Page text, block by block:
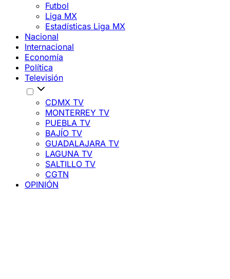
Futbol
Liga MX
Estadísticas Liga MX
Nacional
Internacional
Economía
Política
Televisión
CDMX TV
MONTERREY TV
PUEBLA TV
BAJÍO TV
GUADALAJARA TV
LAGUNA TV
SALTILLO TV
CGTN
OPINIÓN